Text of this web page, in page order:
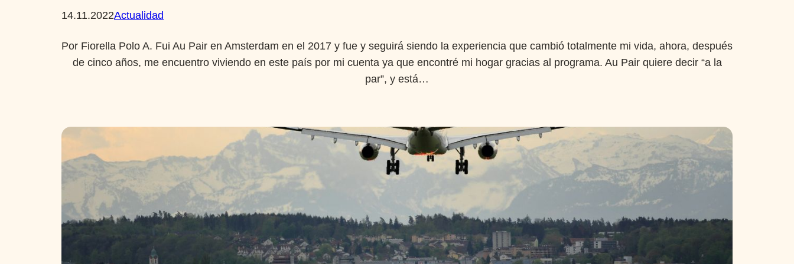
14.11.2022Actualidad
Por Fiorella Polo A. Fui Au Pair en Amsterdam en el 2017 y fue y seguirá siendo la experiencia que cambió totalmente mi vida, ahora, después
de cinco años, me encuentro viviendo en este país por mi cuenta ya que encontré mi hogar gracias al programa. Au Pair quiere decir “a la
par”, y está…